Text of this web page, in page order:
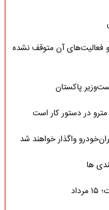
آن متوقف نشده
پاکستان
در دستور کار است
واگذار خواهند شد
ها